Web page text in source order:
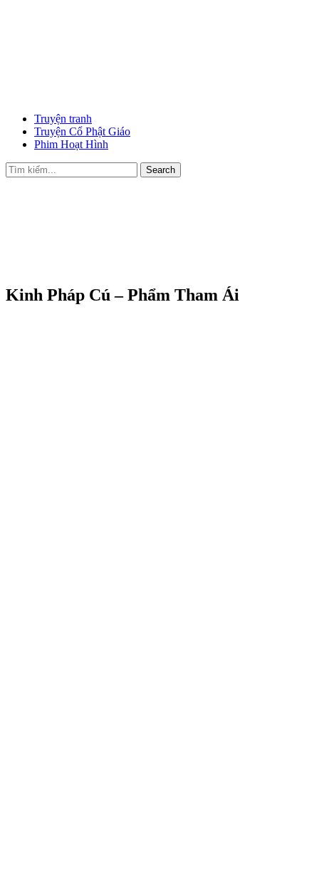
Truyện tranh
Truyện Cổ Phật Giáo
Phim Hoạt Hình
Search
Kinh Pháp Cú – Phẩm Tham Ái